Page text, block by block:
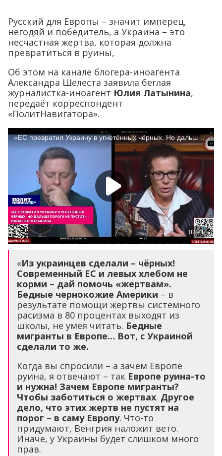
Русский для Европы – значит имперец,
негодяй и победитель, а Украина – это
несчастная жертва, которая должна
превратиться в руины,
Об этом на канале блогера-иноагента
Александра Шелеста заявила беглая
журналистка-иноагент Юлия Латынина,
передаёт корреспондент
«ПолитНавигатора».
«Из украинцев сделали – чёрных!
Современный ЕС и левых хлебом не
корми – дай помочь «жертвам».
Бедные чернокожие Америки – в
результате помощи жертвы системного
расизма в 80 процентах выходят из
школы, не умея читать. Бедные
мигранты в Европе… Вот, с Украиной
сделали то же.
Когда вы спросили – а зачем Европе
руина, я отвечают – так Европе руина-то
и нужна! Зачем Европе мигранты?
Чтобы заботиться о жертвах. Другое
дело, что этих жертв не пустят на
порог – в саму Европу. Что-то
придумают, Венгрия наложит вето.
Иначе, у Украины будет слишком много
прав.